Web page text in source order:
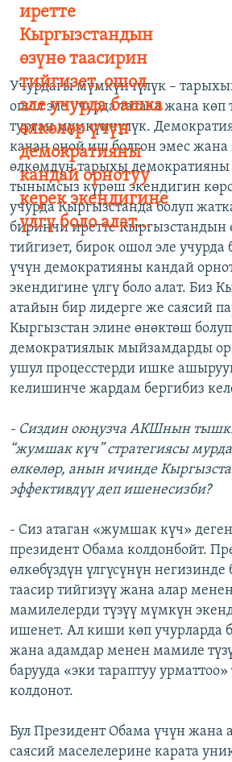
иретте
Кыргызстандын
өзүнө таасирин
тийгизет, ошол
эле учурда башка
өлкөлөр үчүн
демократияны
кандай орнотуу
керек экендигине
үлгү боло алат...
Учурдагы мүмкүнчүлүк –
ошол эле учурда татаал жана көп
турган мүмкүнчүлүк.
качан оңой иш болгон эмес жана
өлкөмдүн тарыхы демократияны
тынымсыз күрөш экендигин
учурда Кыргызстанда болуп
биринчи иретте Кыргызстандын
тийгизет, бирок ошол эле учурда
үчүн демократияны кандай
экендигине үлгү боло алат. Биз
атайын бир лидерге же саясий
Кыргызстан элине өнөктөш
демократиялык мыйзамдарды
ушул процесстерди ишке
келишинче жардам бергибиз
- Сиздин оюңузча АКШнын
“жумшак күч” стратегиясы
өлкөлөр, анын ичинде
эффективдүү деп ишенесизби?
- Сиз атаган «жумшак күч»
президент Обама колдонбойт.
өлкөбүздүн үлгүсүнүн
таасир тийгизүү жана алар
мамилелерди түзүү мүмкүн
ишенет. Ал киши көп учурларда
жана адамдар менен мамиле
барууда «эки тараптуу
колдонот.
Бул Президент Обама үчүн
саясий маселелерине карата